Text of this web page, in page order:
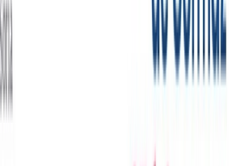
pymes y autónomos un camino accesible,
riesgos hacia la transformación digital,
su nivel de experiencia previa.
sobre la localidad.